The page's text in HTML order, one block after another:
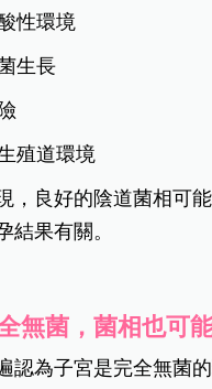
性環境
生長
殖道環境
，良好的陰道菌相可
結果有關。
無菌，菌相也可
認為子宮是完全無菌的